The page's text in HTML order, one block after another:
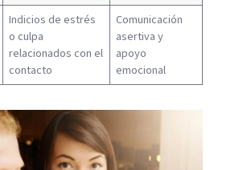
Indicios de estrés
o culpa
relacionados con el
contacto
Comunicación
asertiva y
apoyo
emocional